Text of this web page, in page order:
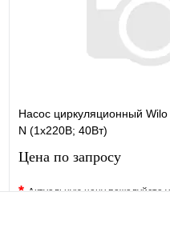
Насос циркуляционный
N (1х220В; 40Вт)
Цена по запросу
*Актуальную цену пожалуйста